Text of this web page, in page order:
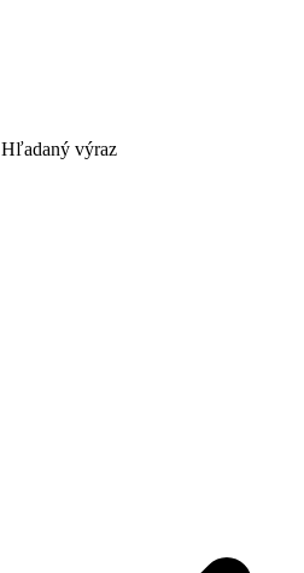
Hľadaný výraz